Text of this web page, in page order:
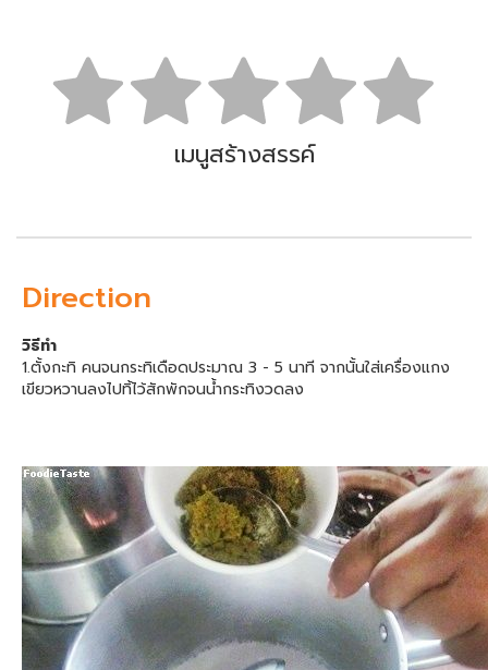
เมนูสร้างสรรค์
Direction
วิธีทำ
1.ตั้งกะทิ คนจนกระทิเดือดประมาณ 3 - 5 นาที จากนั้นใส่เครื่องแกง
เขียวหวานลงไปทิ้ไว้สักพักจนน้ำกระทิงวดลง